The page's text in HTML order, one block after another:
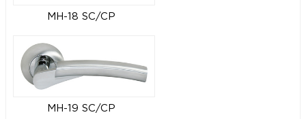
MH-18 SC/CP
MH-19 SC/CP